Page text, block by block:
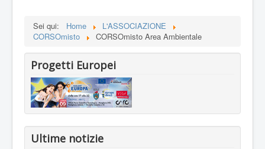
Sei qui: Home
L'ASSOCIAZIONE
CORSOmisto
CORSOmisto Area Ambientale
Progetti Europei
Ultime notizie